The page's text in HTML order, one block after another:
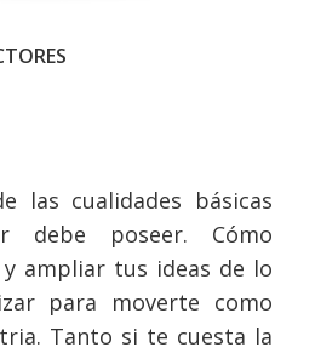
las cualidades básicas
debe poseer. Cómo
ampliar tus ideas de lo
para moverte como
Tanto si te cuesta la